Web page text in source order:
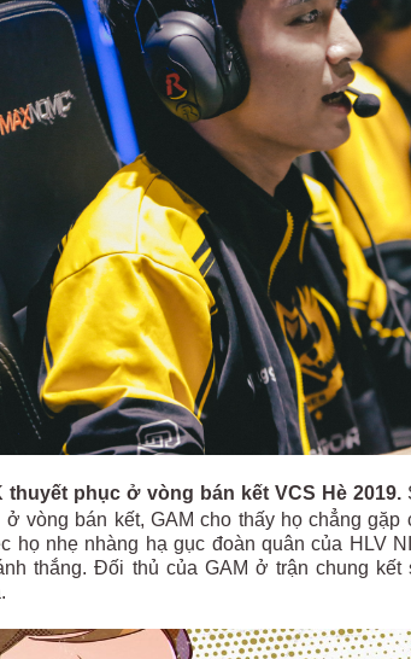
thuyết phục ở vòng bán kết VCS Hè 2019.
vòng bán kết, GAM cho thấy họ chẳng
họ nhẹ nhàng hạ gục đoàn quân của HLV
thắng. Đối thủ của GAM ở trận chung